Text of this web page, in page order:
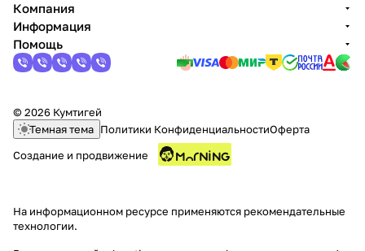
Компания
Информация
Помощь
© 2026 Кумтигей
Темная тема Политики КонфиденциальностиОферта
Создание и продвижение
На информационном ресурсе применяются рекомендательные
технологии.